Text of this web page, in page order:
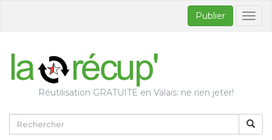
Publier
Réutilisation GRATUITE en Valais: ne rien jeter!